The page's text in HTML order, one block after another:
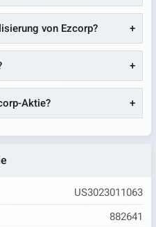
von Ezcorp?
Aktie?
US3023011063
882641